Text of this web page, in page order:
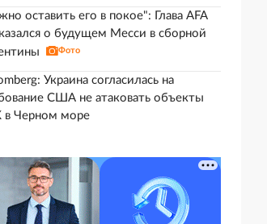
оставить его в покое": Глава AFA
о будущем Месси в сборной
Фото
Украина согласилась на
США не атаковать объекты
в Черном море